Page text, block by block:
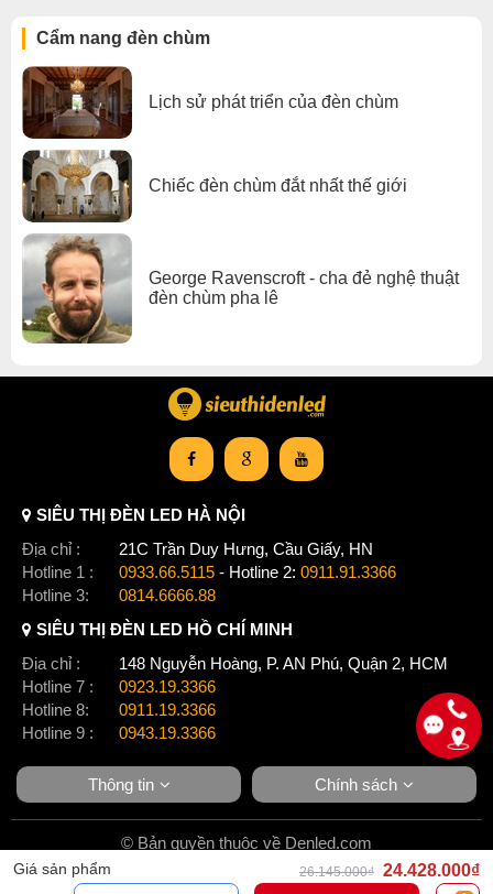
Cẩm nang đèn chùm
Lịch sử phát triển của đèn chùm
Chiếc đèn chùm đắt nhất thế giới
George Ravenscroft - cha đẻ nghệ thuật
đèn chùm pha lê
Giá sản phẩm 26.145.000₫ 24.428.000₫
SIÊU THỊ ĐÈN LED HÀ NỘI
Địa chỉ :
21C Trần Duy Hưng, Cầu Giấy, HN
Hotline 1 :
0933.66.5115 - Hotline 2: 0911.91.3366
Hotline 3:
0814.6666.88
SIÊU THỊ ĐÈN LED HỒ CHÍ MINH
Địa chỉ :
148 Nguyễn Hoàng, P. AN Phú, Quận 2, HCM
Hotline 7 :
0923.19.3366
Hotline 8:
0911.19.3366
Hotline 9 :
0943.19.3366
Thông tin Chính sách
© Bản quyền thuộc về Denled.com